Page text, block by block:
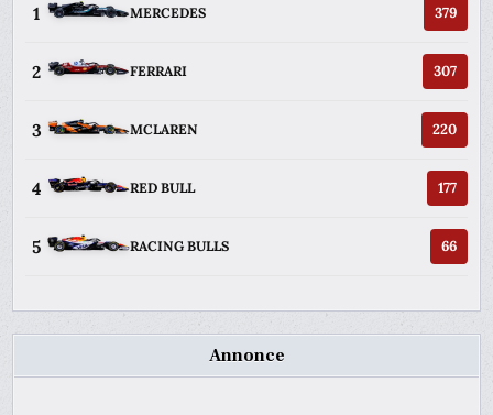
1 MERCEDES 379
2 FERRARI 307
3 MCLAREN 220
4 RED BULL 177
5 RACING BULLS 66
Annonce